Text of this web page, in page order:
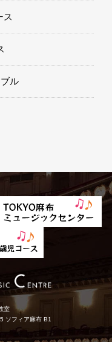
ス
ル
室
ソフィア麻布 B1